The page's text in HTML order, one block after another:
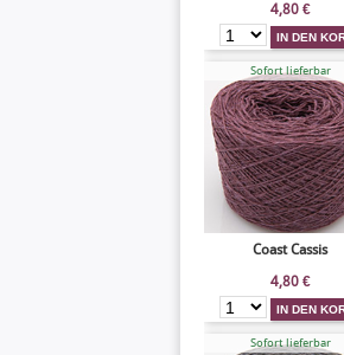
4,80 €
Sofort lieferbar
Coast Cassis
4,80 €
Sofort lieferbar